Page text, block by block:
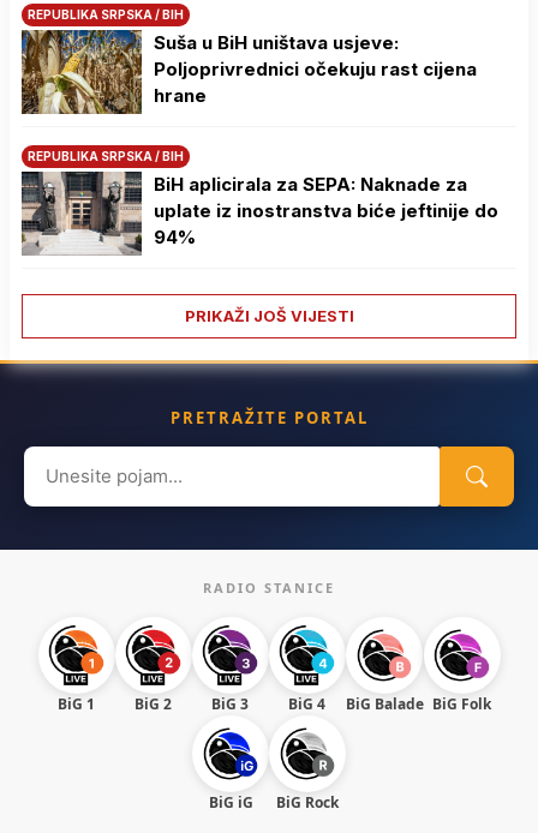
REPUBLIKA SRPSKA / BIH
Suša u BiH uništava usjeve:
Poljoprivrednici očekuju rast cijena
hrane
REPUBLIKA SRPSKA / BIH
BiH aplicirala za SEPA: Naknade za
uplate iz inostranstva biće jeftinije do
94%
PRIKAŽI JOŠ VIJESTI
PRETRAŽITE PORTAL
Search
for:
RADIO STANICE
BiG 1 BiG 2 BiG 3 BiG 4 BiG Balade BiG Folk
BiG iG BiG Rock